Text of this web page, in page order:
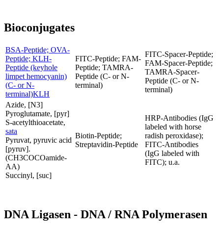
Bioconjugates
BSA-Peptide; OVA-
Peptide; KLH-
Peptide (keyhole
limpet hemocyanin)
(C- or N-
terminal)KLH
FITC-Peptide; FAM-
Peptide; TAMRA-
Peptide (C- or N-
terminal)
FITC-Spacer-Peptide;
FAM-Spacer-Peptide;
TAMRA-Spacer-
Peptide (C- or N-
terminal)
Azide, [N3]
Pyroglutamate, [pyr]
S-acetylthioacetate,
sata
Pyruvat, pyruvic acid
[pyruv].
(CH3COCOamide-
AA)
Succinyl, [suc]
Biotin-Peptide;
Streptavidin-Peptide
HRP-Antibodies (IgG
labeled with horse
radish peroxidase);
FITC-Antibodies
(IgG labeled with
FITC); u.a.
DNA Ligasen - DNA / RNA Polymerasen